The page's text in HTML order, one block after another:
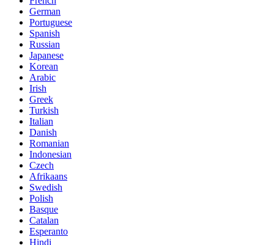
German
Portuguese
Spanish
Russian
Japanese
Korean
Arabic
Irish
Greek
Turkish
Italian
Danish
Romanian
Indonesian
Czech
Afrikaans
Swedish
Polish
Basque
Catalan
Esperanto
Hindi